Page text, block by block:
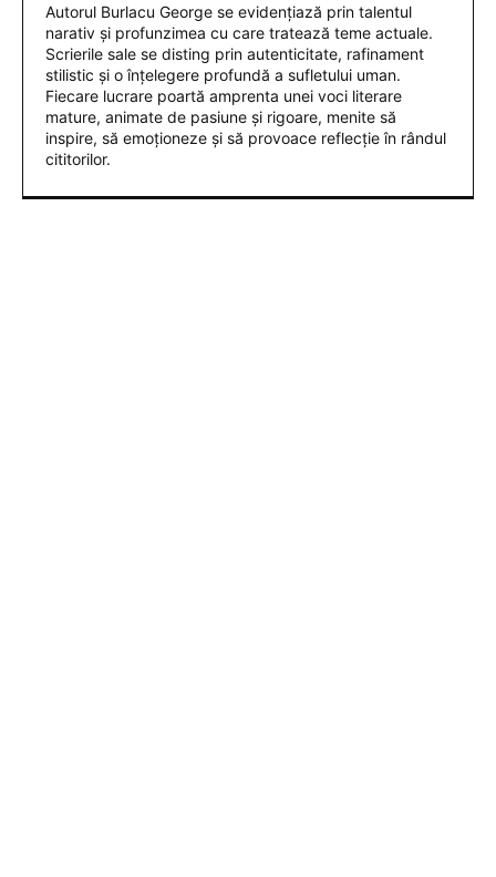
Autorul Burlacu George se evidențiază prin talentul
narativ și profunzimea cu care tratează teme actuale.
Scrierile sale se disting prin autenticitate, rafinament
stilistic și o înțelegere profundă a sufletului uman.
Fiecare lucrare poartă amprenta unei voci literare
mature, animate de pasiune și rigoare, menite să
inspire, să emoționeze și să provoace reflecție în rândul
cititorilor.